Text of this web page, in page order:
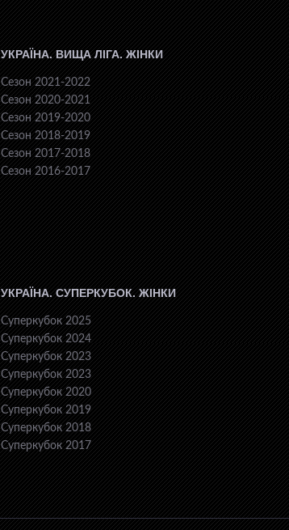
УКРАЇНА. ВИЩА ЛІГА. ЖІНКИ
Сезон 2021-2022
Сезон 2020-2021
Сезон 2019-2020
Сезон 2018-2019
Сезон 2017-2018
Сезон 2016-2017
УКРАЇНА. СУПЕРКУБОК. ЖІНКИ
Суперкубок 2025
Суперкубок 2024
Суперкубок 2023
Суперкубок 2023
Суперкубок 2020
Суперкубок 2019
Суперкубок 2018
Суперкубок 2017